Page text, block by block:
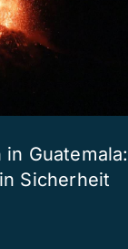
Guatemala:
Sicherheit